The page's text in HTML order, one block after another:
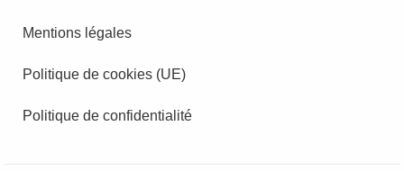
Mentions légales
Politique de cookies (UE)
Politique de confidentialité